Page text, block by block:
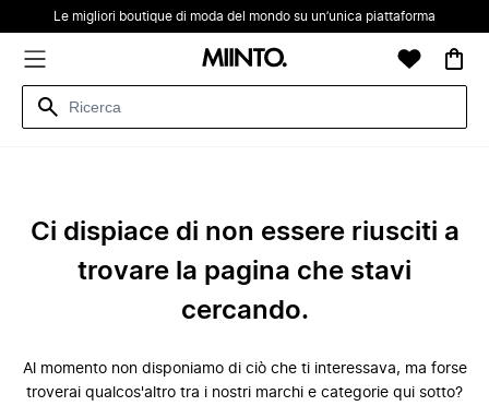
Le migliori boutique di moda del mondo su un’unica piattaforma
Ci dispiace di non essere riusciti a
trovare la pagina che stavi
cercando.
Al momento non disponiamo di ciò che ti interessava, ma forse
troverai qualcos'altro tra i nostri marchi e categorie qui sotto?